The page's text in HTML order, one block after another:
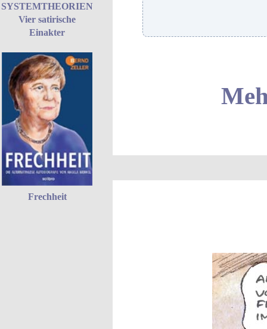
SYSTEMTHEORIEN
Vier satirische
Einakter
Frechheit